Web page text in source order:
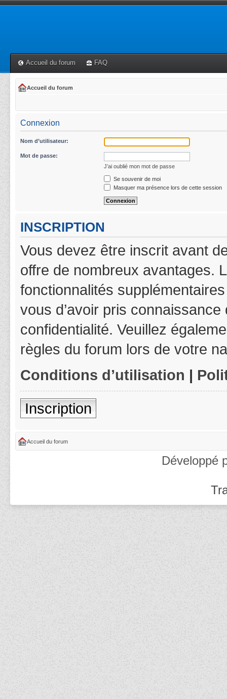
Accueil du forum FAQ
Accueil du forum
Connexion
Nom d’utilisateur:
Mot de passe:
J’ai oublié mon mot de passe
Se souvenir de moi
Masquer ma présence lors de cette session
INSCRIPTION
Vous devez être inscrit avant
offre de nombreux avantages.
fonctionnalités
vous d’avoir pris
confidentialité. Veuillez
règles du forum lors de votre
Conditions d’utilisation |
Inscription
Accueil du forum
Développé